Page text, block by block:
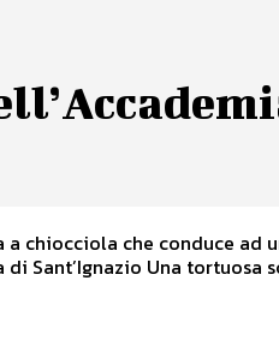
chiocciola che conduce ad
che si affaccia sull’interno della chiesa di